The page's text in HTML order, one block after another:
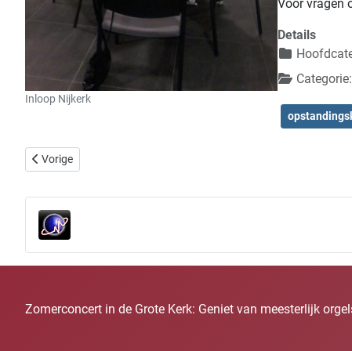
Inloop Nijkerk
Voor vragen
Details
Categorie:
Vorig artikel: Bidstond tegen Halloween – 31 oktober
Vorige
Zomerconcert in de Grote Kerk: Geniet van meesterlijk